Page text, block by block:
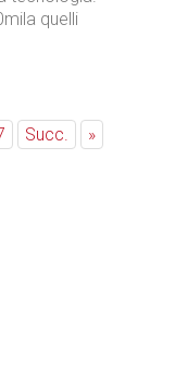
quelli
Succ.
»